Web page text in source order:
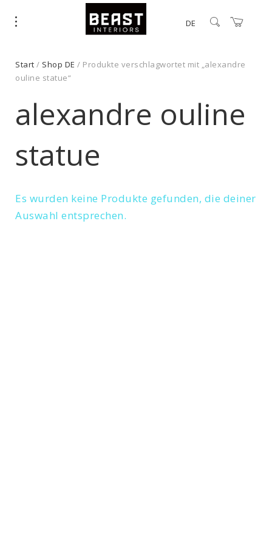
DE
Start / Shop DE / Produkte verschlagwortet mit „alexandre
ouline statue“
alexandre ouline
statue
Es wurden keine Produkte gefunden, die deiner
Auswahl entsprechen.